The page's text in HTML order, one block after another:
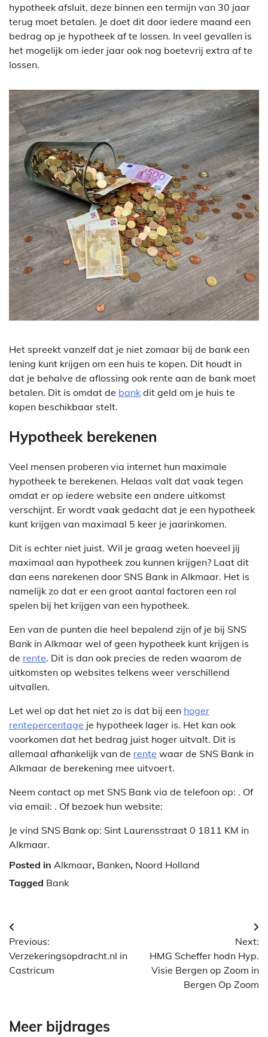
hypotheek afsluit, deze binnen een termijn van 30 jaar
terug moet betalen. Je doet dit door iedere maand een
bedrag op je hypotheek af te lossen. In veel gevallen is
het mogelijk om ieder jaar ook nog boetevrij extra af te
lossen.
Het spreekt vanzelf dat je niet zomaar bij de bank een
lening kunt krijgen om een huis te kopen. Dit houdt in
dat je behalve de aflossing ook rente aan de bank moet
betalen. Dit is omdat de bank dit geld om je huis te
kopen beschikbaar stelt.
Hypotheek berekenen
Veel mensen proberen via internet hun maximale
hypotheek te berekenen. Helaas valt dat vaak tegen
omdat er op iedere website een andere uitkomst
verschijnt. Er wordt vaak gedacht dat je een hypotheek
kunt krijgen van maximaal 5 keer je jaarinkomen.
Dit is echter niet juist. Wil je graag weten hoeveel jij
maximaal aan hypotheek zou kunnen krijgen? Laat dit
dan eens narekenen door SNS Bank in Alkmaar. Het is
namelijk zo dat er een groot aantal factoren een rol
spelen bij het krijgen van een hypotheek.
Een van de punten die heel bepalend zijn of je bij SNS
Bank in Alkmaar wel of geen hypotheek kunt krijgen is
de rente. Dit is dan ook precies de reden waarom de
uitkomsten op websites telkens weer verschillend
uitvallen.
Let wel op dat het niet zo is dat bij een hoger
rentepercentage je hypotheek lager is. Het kan ook
voorkomen dat het bedrag juist hoger uitvalt. Dit is
allemaal afhankelijk van de rente waar de SNS Bank in
Alkmaar de berekening mee uitvoert.
Neem contact op met SNS Bank via de telefoon op: . Of
via email: . Of bezoek hun website:
Je vind SNS Bank op: Sint Laurensstraat 0 1811 KM in
Alkmaar.
Posted in Alkmaar, Banken, Noord Holland
Tagged Bank
Berichtnavigatie
Previous:
Verzekeringsopdracht.nl in
Castricum
Next:
HMG Scheffer hodn Hyp.
Visie Bergen op Zoom in
Bergen Op Zoom
Meer bijdrages